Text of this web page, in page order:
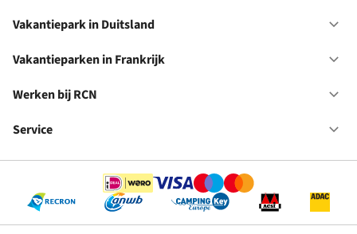
Vakantiepark in Duitsland
Vakantieparken in Frankrijk
Werken bij RCN
Service